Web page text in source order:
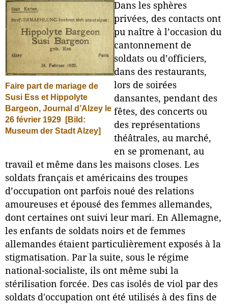
Faire part de mariage de
Susi Ess et Hippolyte
Bargeon, Journal d’Alzey le
26 février 1929
[Bild:
Museum der Stadt Alzey]
Dans les sphères
privées, des contacts ont
pu naître à l’occasion du
cantonnement de
soldats ou d’officiers,
dans des restaurants,
lors de soirées
dansantes, pendant des
fêtes, des concerts ou
des représentations
théâtrales, au marché,
en se promenant, au
travail et même dans les maisons closes. Les
soldats français et américains des troupes
d’occupation ont parfois noué des relations
amoureuses et épousé des femmes allemandes,
dont certaines ont suivi leur mari. En Allemagne,
les enfants de soldats noirs et de femmes
allemandes étaient particulièrement exposés à la
stigmatisation. Par la suite, sous le régime
national-socialiste, ils ont même subi la
stérilisation forcée. Des cas isolés de viol par des
soldats d'occupation ont été utilisés à des fins de